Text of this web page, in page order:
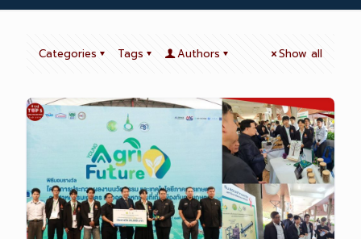
Categories Tags Authors Show all